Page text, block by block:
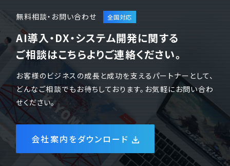
無料相談・お問い合わせ
AI導入・DX・システム開発に関する
ご相談はこちらよりご連絡ください。
お客様のビジネスの成長と成功を支えるパートナーとして、
どんなご相談でもお待ちしております。お気軽にお問い合わ
せください。
会社案内をダウンロード